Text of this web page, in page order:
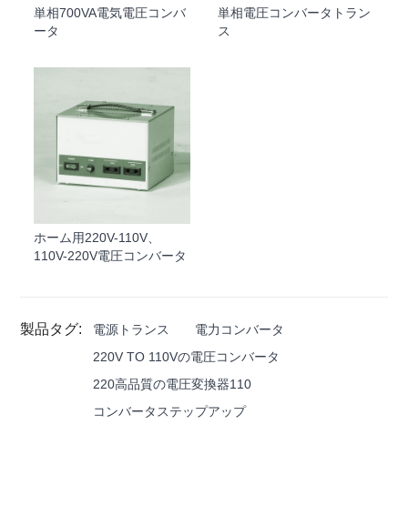
単相700VA電気電圧コンバ
ータ
単相電圧コンバータトラン
ス
ホーム用220V-110V、
110V-220V電圧コンバータ
製品タグ: 電源トランス
電力コンバータ
220V TO 110Vの電圧コンバータ
220高品質の電圧変換器110
コンバータステップアップ